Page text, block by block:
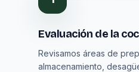
Evaluación de la
Revisamos áreas de
almacenamiento,